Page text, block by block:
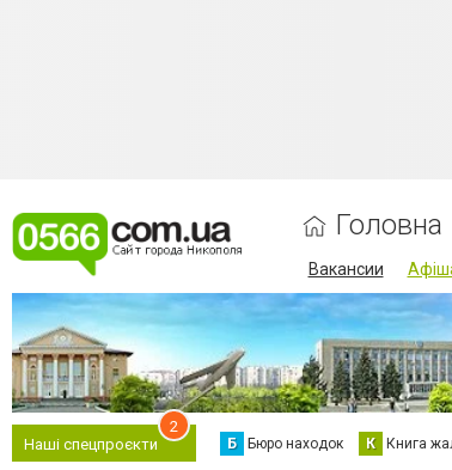
Головна
Вакансии
Наші спецпроєкти
2
Б Бюро находок К Книга